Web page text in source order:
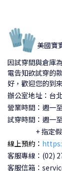
🧤美國寶
因試穿間與倉庫
電告知欲試穿的
好，歡迎您的到
辦公室地址：台
營業時間：週一
試穿時間： 週一
+ 指定假日
線上預約：
客服專線：(02)
客服信箱：